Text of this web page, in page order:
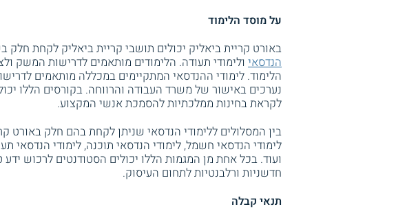
על מוסד הלימוד
באורט קריית ביאליק יכולים תושבי קריית ביאליק לקחת חלק
הנדסאי ולימודי תעודה. הלימודים מותאמים לדרישות המשק
הלימוד. לימודי ההנדסאי המתקיימים במכללה מותאמים
נערכים באישור של משרד העבודה והרווחה. בקורסים הללו
לקראת בחינות ממלכתיות להסמכת אנשי המקצוע.
בין המסלולים ללימודי הנדסאי שניתן לקחת בהם חלק באורט
לימודי הנדסאי חשמל, לימודי הנדסאי תוכנה, לימודי הנדסאי
ועוד. בכל אחת מן המגמות הללו יכולים הסטודנטים לרכוש
חדשניות ורלבנטיות לתחום העיסוק.
תנאי קבלה